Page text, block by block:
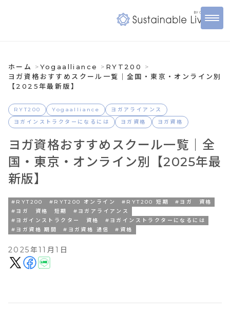
ホーム Yogaalliance
RYT200
ヨガ資格おすすめスクール一覧｜全国・東京・オンライン別
【2025年最新版】
RYT200 Yogaalliance
ヨガアライアンス
ヨガインストラクターになるには
ヨガ資格 ヨガ資格
ヨガ資格おすすめスクール一覧｜全
国・東京・オンライン別【2025年最
新版】
#RYT200 #RYT200 オンライン #RYT200 短期
#ヨガ 資格
#ヨガ 資格 短期
#ヨガアライアンス
#ヨガインストラクター 資格
#ヨガインストラクターになるには
#ヨガ資格 期間
#ヨガ資格 通信 #資格
2025年11月1日